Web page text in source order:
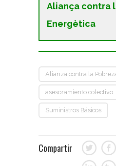
Aliança contra
Energètica
Alianza contra la
asesoramiento colectivo
Suministros Básicos
Compartir